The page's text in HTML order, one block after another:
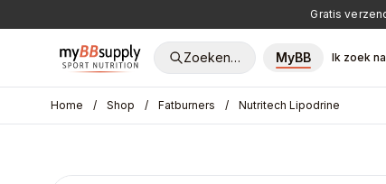
Gratis
Zoeken… MyBB Ik zoek
Home / Shop / Fatburners / Nutritech Lipodrine